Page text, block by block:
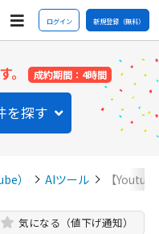
ログイン 新規登録（無料）
。 成約期間：4時間
を探す
） AIツール 【
気になる（値下げ通知）